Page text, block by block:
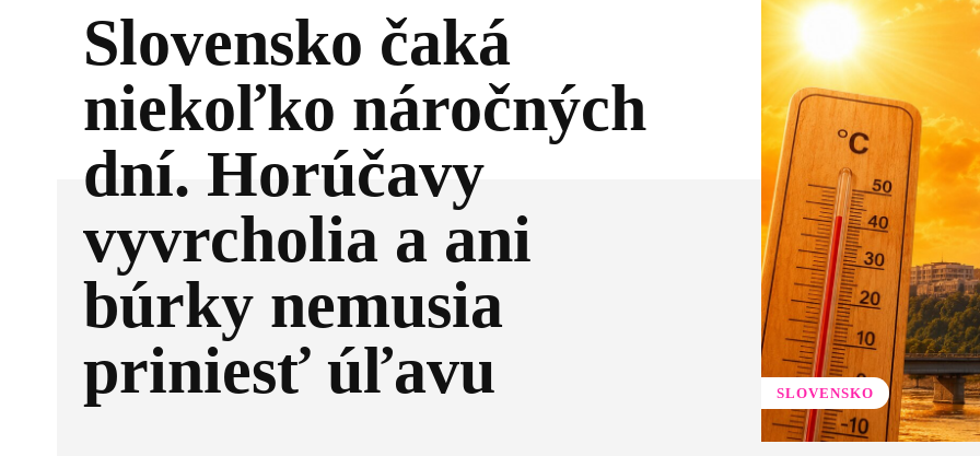
Slovensko čaká
niekoľko náročných
dní. Horúčavy
vyvrcholia a ani
búrky nemusia
priniesť úľavu
SLOVENSKO